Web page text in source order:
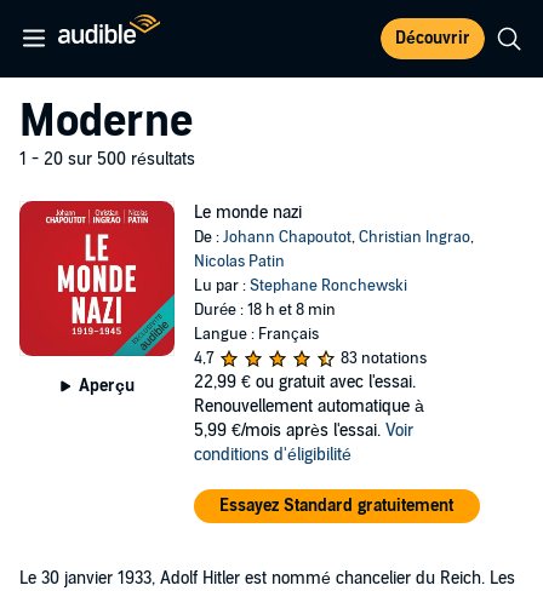
Découvrir
Moderne
1 - 20 sur 500 résultats
Aperçu
Le monde nazi
De :Johann Chapoutot,Christian Ingrao,
Nicolas Patin
Lu par :Stephane Ronchewski
Durée : 18 h et 8 min
Langue : Français
4,7
83 notations
22,99 € ou gratuit avec l'essai.
Renouvellement automatique à
5,99 €/mois après l'essai. Voir
conditions d'éligibilité
Essayez Standard gratuitement
Le 30 janvier 1933, Adolf Hitler est nommé chancelier du Reich. Les